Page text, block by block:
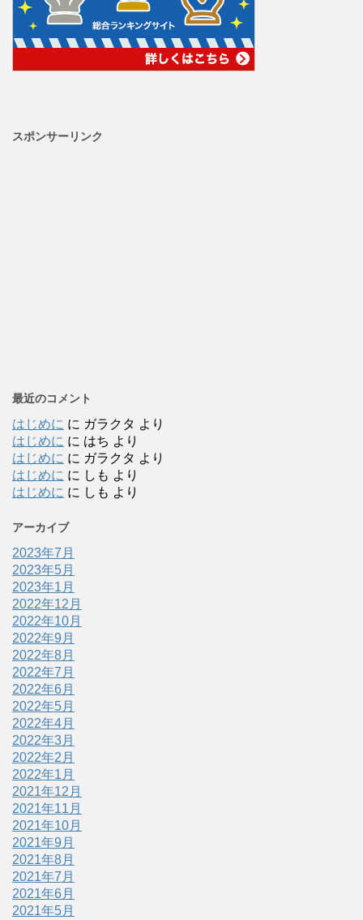
スポンサーリンク
最近のコメント
はじめに に ガラクタ より
はじめに に はち より
はじめに に ガラクタ より
はじめに に しも より
はじめに に しも より
アーカイブ
2023年7月
2023年5月
2023年1月
2022年12月
2022年10月
2022年9月
2022年8月
2022年7月
2022年6月
2022年5月
2022年4月
2022年3月
2022年2月
2022年1月
2021年12月
2021年11月
2021年10月
2021年9月
2021年8月
2021年7月
2021年6月
2021年5月